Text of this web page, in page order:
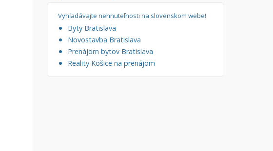
Vyhľadávajte nehnuteľnosti na slovenskom webe!
Byty Bratislava
Novostavba Bratislava
Prenájom bytov Bratislava
Reality Košice na prenájom